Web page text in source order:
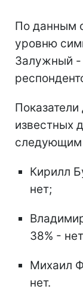
По данным
уровню
Залужный -
известных
следующим
Кирилл
нет;
38% -
Михаил
нет.